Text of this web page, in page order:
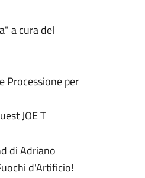
a cura del
Processione per
JOE T
di Adriano
d'Artificio!